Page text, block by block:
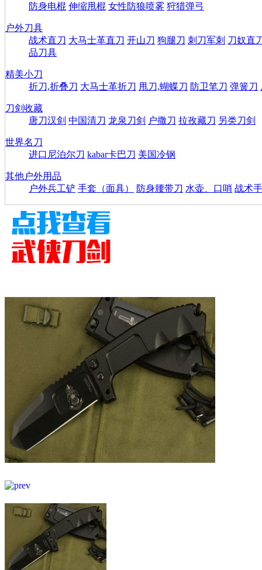
防身电棍 伸缩甩棍 女性防狼喷雾 狩猎弹弓
户外刀具
战术直刀 大马士革直刀 开山刀 狗腿刀 刺刀军刺 刀奴直
品刀具
精美小刀
折刀,折叠刀 大马士革折刀 甩刀,蝴蝶刀 防卫笔刀 弹簧刀
刀剑收藏
唐刀汉剑 中国清刀 龙泉刀剑 户撒刀 拉孜藏刀 另类刀剑
世界名刀
进口尼泊尔刀 kabar卡巴刀 美国冷钢
其他户外用品
户外兵工铲 手套（面具） 防身腰带刀 水壶、口哨 战术